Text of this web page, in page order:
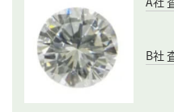
B社